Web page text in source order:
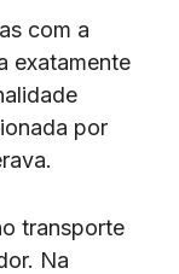
com a
exatamente
por
transporte
Na